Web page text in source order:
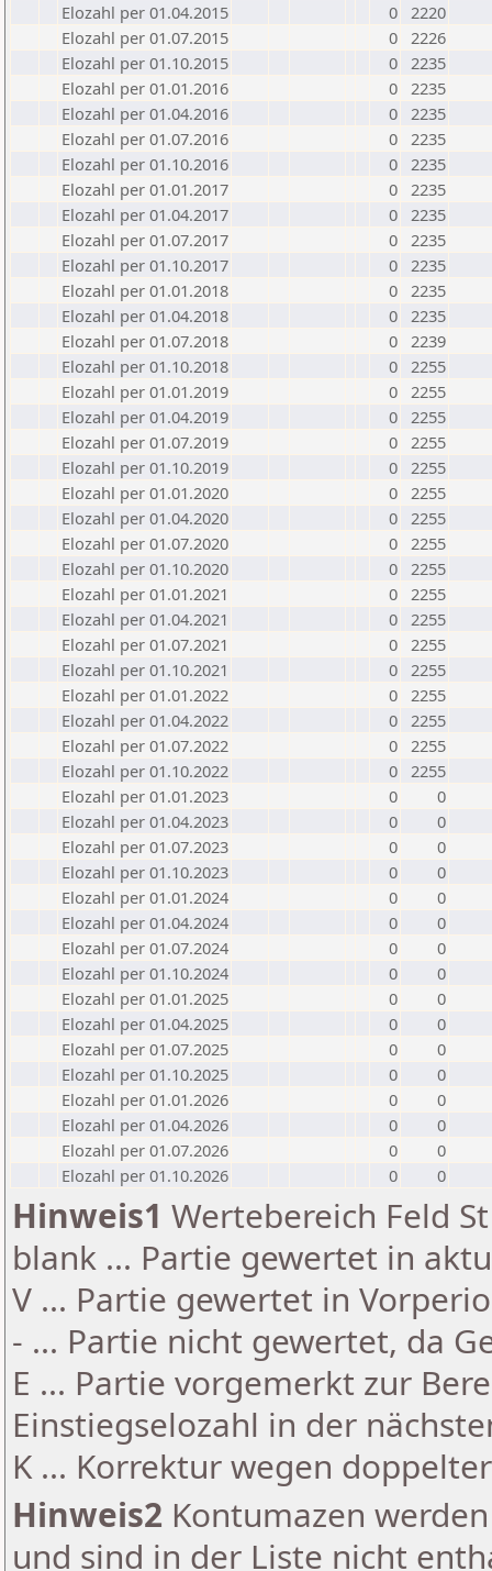
Elozahl per 01.04.2015
0 2220
Elozahl per 01.07.2015
0 2226
Elozahl per 01.10.2015
0 2235
Elozahl per 01.01.2016
0 2235
Elozahl per 01.04.2016
0 2235
Elozahl per 01.07.2016
0 2235
Elozahl per 01.10.2016
0 2235
Elozahl per 01.01.2017
0 2235
Elozahl per 01.04.2017
0 2235
Elozahl per 01.07.2017
0 2235
Elozahl per 01.10.2017
0 2235
Elozahl per 01.01.2018
0 2235
Elozahl per 01.04.2018
0 2235
Elozahl per 01.07.2018
0 2239
Elozahl per 01.10.2018
0 2255
Elozahl per 01.01.2019
0 2255
Elozahl per 01.04.2019
0 2255
Elozahl per 01.07.2019
0 2255
Elozahl per 01.10.2019
0 2255
Elozahl per 01.01.2020
0 2255
Elozahl per 01.04.2020
0 2255
Elozahl per 01.07.2020
0 2255
Elozahl per 01.10.2020
0 2255
Elozahl per 01.01.2021
0 2255
Elozahl per 01.04.2021
0 2255
Elozahl per 01.07.2021
0 2255
Elozahl per 01.10.2021
0 2255
Elozahl per 01.01.2022
0 2255
Elozahl per 01.04.2022
0 2255
Elozahl per 01.07.2022
0 2255
Elozahl per 01.10.2022
0 2255
Elozahl per 01.01.2023
0
0
Elozahl per 01.04.2023
0
0
Elozahl per 01.07.2023
0
0
Elozahl per 01.10.2023
0
0
Elozahl per 01.01.2024
0
0
Elozahl per 01.04.2024
0
0
Elozahl per 01.07.2024
0
0
Elozahl per 01.10.2024
0
0
Elozahl per 01.01.2025
0
0
Elozahl per 01.04.2025
0
0
Elozahl per 01.07.2025
0
0
Elozahl per 01.10.2025
0
0
Elozahl per 01.01.2026
0
0
Elozahl per 01.04.2026
0
0
Elozahl per 01.07.2026
0
0
Elozahl per 01.10.2026
0 0
Hinweis1 Wertebereich Feld
blank ... Partie gewertet in
V ... Partie gewertet in
- ... Partie nicht gewertet, da
E ... Partie vorgemerkt zur
Einstiegselozahl in der
K ... Korrektur wegen
Hinweis2 Kontumazen
und sind in der Liste nicht